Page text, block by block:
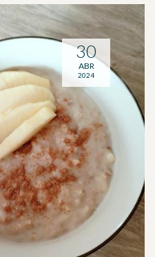
30
ABR
2024